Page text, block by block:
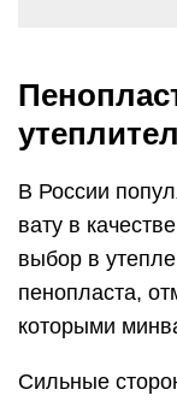
В России
вату в
выбор в
пенопласта,
которыми
Сильные